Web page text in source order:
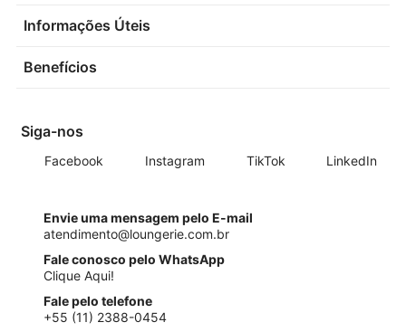
Informações Úteis
Benefícios
Siga-nos
Facebook Instagram TikTok LinkedIn
Envie uma mensagem pelo E-mail
atendimento@loungerie.com.br
Fale conosco pelo WhatsApp
Clique Aqui!
Fale pelo telefone
+55 (11) 2388-0454